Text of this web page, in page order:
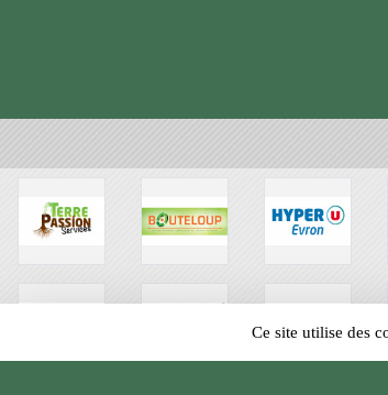
Ce site utilise des